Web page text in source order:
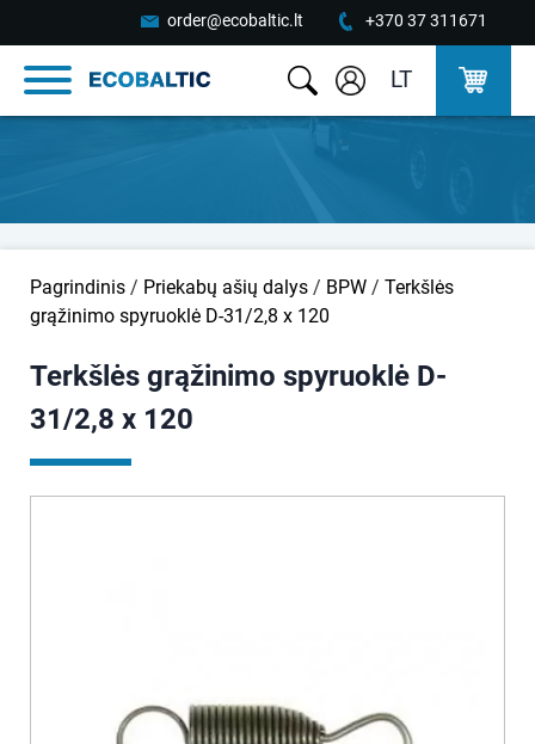
order@ecobaltic.lt +370 37 311671
LT
Pagrindinis / Priekabų ašių dalys / BPW / Terkšlės
grąžinimo spyruoklė D-31/2,8 x 120
Terkšlės grąžinimo spyruoklė D-
31/2,8 x 120